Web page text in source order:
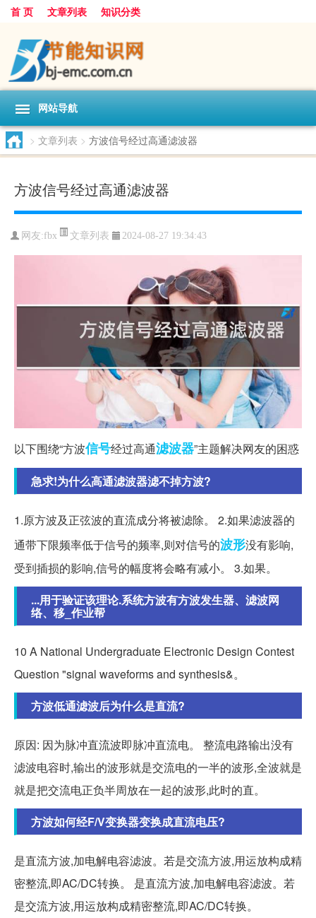
首 页 文章列表 知识分类
网站导航
> 文章列表 > 方波信号经过高通滤波器
方波信号经过高通滤波器
网友:fbx 文章列表 2024-08-27 19:34:43
以下围绕“方波信号经过高通滤波器”主题解决网友的困惑
急求!为什么高通滤波器滤不掉方波?
1.原方波及正弦波的直流成分将被滤除。 2.如果滤波器的
通带下限频率低于信号的频率,则对信号的波形没有影响,
受到插损的影响,信号的幅度将会略有减小。 3.如果。
...用于验证该理论.系统方波有方波发生器、滤波网
络、移_作业帮
10 A National Undergraduate Electronic Design Contest
Question "signal waveforms and synthesis&。
方波低通滤波后为什么是直流?
原因: 因为脉冲直流波即脉冲直流电。 整流电路输出没有
滤波电容时,输出的波形就是交流电的一半的波形,全波就是
就是把交流电正负半周放在一起的波形,此时的直。
方波如何经F/V变换器变换成直流电压?
是直流方波,加电解电容滤波。若是交流方波,用运放构成精
密整流,即AC/DC转换。 是直流方波,加电解电容滤波。若
是交流方波,用运放构成精密整流,即AC/DC转换。